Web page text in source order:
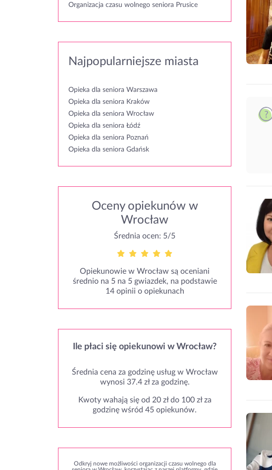
Organizacja czasu wolnego seniora Prusice
Najpopularniejsze miasta
Opieka dla seniora Warszawa
Opieka dla seniora Kraków
Opieka dla seniora Wrocław
Opieka dla seniora Łódź
Opieka dla seniora Poznań
Opieka dla seniora Gdańsk
Oceny opiekunów w
Wrocław
Średnia ocen: 5/5
Opiekunowie w Wrocław są oceniani
średnio na 5 na 5 gwiazdek, na podstawie
14 opinii o opiekunach
Ile płaci się opiekunowi w Wrocław?
Średnia cena za godzinę usług w Wrocław
wynosi 37.4 zł za godzinę.
Kwoty wahają się od 20 zł do 100 zł za
godzinę wśród 45 opiekunów.
Odkryj nowe możliwości organizacji czasu wolnego dla